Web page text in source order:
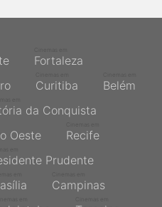
Fortaleza
Curitiba Belém
da Conquista
Oeste Recife
Prudente
Campinas